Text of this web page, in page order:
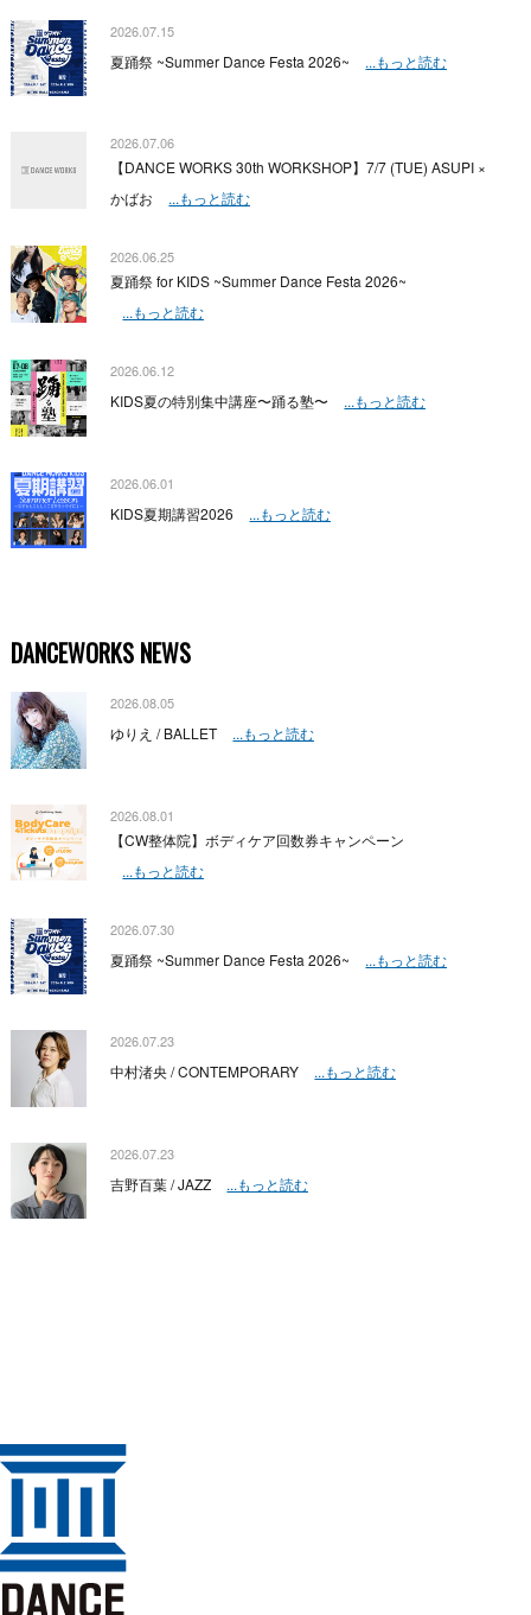
2026.07.15
夏踊祭 ~Summer Dance Festa 2026~ ...もっと読む
2026.07.06
【DANCE WORKS 30th WORKSHOP】7/7 (TUE) ASUPI ×
かばお
...もっと読む
2026.06.25
夏踊祭 for KIDS ~Summer Dance Festa 2026~
...もっと読む
2026.06.12
KIDS夏の特別集中講座〜踊る塾〜 ...もっと読む
2026.06.01
KIDS夏期講習2026 ...もっと読む
DANCEWORKS NEWS
2026.08.05
ゆりえ / BALLET ...もっと読む
2026.08.01
【CW整体院】ボディケア回数券キャンペーン
...もっと読む
2026.07.30
夏踊祭 ~Summer Dance Festa 2026~ ...もっと読む
2026.07.23
中村渚央 / CONTEMPORARY ...もっと読む
2026.07.23
吉野百葉 / JAZZ ...もっと読む